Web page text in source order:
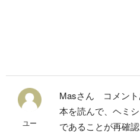
ユー
Masさん コメント
本を読んで、ヘミ
であることが再確